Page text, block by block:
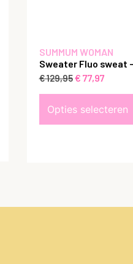
SUMMUM WOMAN
Sweater Fluo sweat
€129,95€ 77,97
Opties selecteren